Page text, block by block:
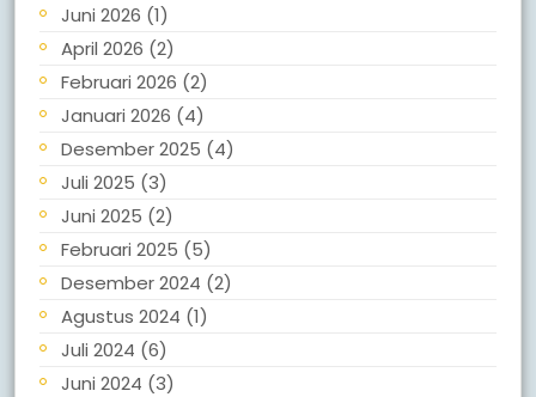
Juni 2026 (1)
April 2026 (2)
Februari 2026 (2)
Januari 2026 (4)
Desember 2025 (4)
Juli 2025 (3)
Juni 2025 (2)
Februari 2025 (5)
Desember 2024 (2)
Agustus 2024 (1)
Juli 2024 (6)
Juni 2024 (3)